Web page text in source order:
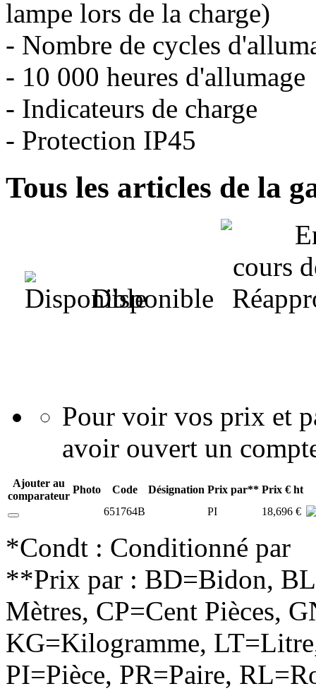
lampe lors de la charge)
- Nombre de cycles
- 10 000 heures d'allumage
- Indicateurs de charge
- Protection IP45
Tous les articles de la
Disponible
Pour voir vos prix et
avoir ouvert un
Ajouter au
comparateur
Photo Code Désignation Prix par** Prix € ht
651764B
PI 18,696 €
*Condt : Conditionné par
**Prix par : BD=Bidon,
Mètres, CP=Cent Pièces,
KG=Kilogramme,
PI=Pièce, PR=Paire,